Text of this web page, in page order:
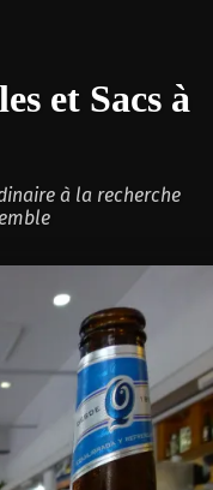
et Sacs à
à la recherche